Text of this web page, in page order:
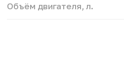
Объём двигателя, л.